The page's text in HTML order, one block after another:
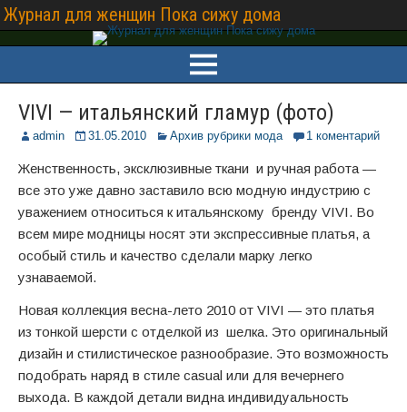
Журнал для женщин Пока сижу дома
VIVI — итальянский гламур (фото)
admin 31.05.2010 Архив рубрики мода 1 коментарий
Женственность, эксклюзивные ткани и ручная работа —
все это уже давно заставило всю модную индустрию с
уважением относиться к итальянскому бренду VIVI. Во
всем мире модницы носят эти экспрессивные платья, а
особый стиль и качество сделали марку легко
узнаваемой.
Новая коллекция весна-лето 2010 от VIVI — это платья
из тонкой шерсти с отделкой из шелка. Это оригинальный
дизайн и стилистическое разнообразие. Это возможность
подобрать наряд в стиле casual или для вечернего
выхода. В каждой детали видна индивидуальность